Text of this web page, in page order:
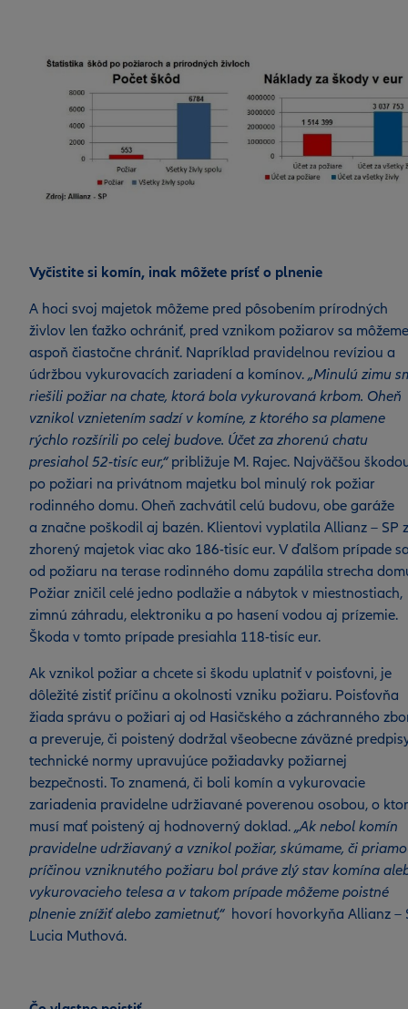
Vyčistite si komín, inak môžete prísť o plnenie
A hoci svoj majetok môžeme pred pôsobením prírodných
živlov len ťažko ochrániť, pred vznikom požiarov sa môžeme
aspoň čiastočne chrániť. Napríklad pravidelnou revíziou a
údržbou vykurovacích zariadení a komínov. „Minulú zimu
riešili požiar na chate, ktorá bola vykurovaná krbom. Oheň
vznikol vznietením sadzí v komíne, z ktorého sa plamene
rýchlo rozšírili po celej budove. Účet za zhorenú chatu
presiahol 52-tisíc eur,“približuje M. Rajec. Najväčšou
po požiari na privátnom majetku bol minulý rok požiar
rodinného domu. Oheň zachvátil celú budovu, obe garáže
a značne poškodil aj bazén. Klientovi vyplatila Allianz – SP
zhorený majetok viac ako 186-tisíc eur. V ďalšom prípade
od požiaru na terase rodinného domu zapálila strecha
Požiar zničil celé jedno podlažie a nábytok v miestnostiach,
zimnú záhradu, elektroniku a po hasení vodou aj prízemie.
Škoda v tomto prípade presiahla 118-tisíc eur.
Ak vznikol požiar a chcete si škodu uplatniť v poisťovni, je
dôležité zistiť príčinu a okolnosti vzniku požiaru. Poisťovňa
žiada správu o požiari aj od Hasičského a záchranného
a preveruje, či poistený dodržal všeobecne záväzné
technické normy upravujúce požiadavky požiarnej
bezpečnosti. To znamená, či boli komín a vykurovacie
zariadenia pravidelne udržiavané poverenou osobou, o
musí mať poistený aj hodnoverný doklad. „Ak nebol komín
pravidelne udržiavaný a vznikol požiar, skúmame, či
príčinou vzniknutého požiaru bol práve zlý stav komína
vykurovacieho telesa a v takom prípade môžeme poistné
plnenie znížiť alebo zamietnuť,“ hovorí hovorkyňa Allianz –
Lucia Muthová.